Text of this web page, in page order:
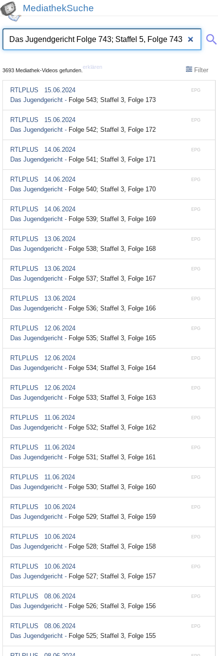
MediathekSuche
3693 Mediathek-Videos gefunden.
erklären Filter
EPG
RTLPLUS
15.06.2024
Das Jugendgericht - Folge 543; Staffel 3, Folge 173
EPG
RTLPLUS
15.06.2024
Das Jugendgericht - Folge 542; Staffel 3, Folge 172
EPG
RTLPLUS
14.06.2024
Das Jugendgericht - Folge 541; Staffel 3, Folge 171
EPG
RTLPLUS
14.06.2024
Das Jugendgericht - Folge 540; Staffel 3, Folge 170
EPG
RTLPLUS
14.06.2024
Das Jugendgericht - Folge 539; Staffel 3, Folge 169
EPG
RTLPLUS
13.06.2024
Das Jugendgericht - Folge 538; Staffel 3, Folge 168
EPG
RTLPLUS
13.06.2024
Das Jugendgericht - Folge 537; Staffel 3, Folge 167
EPG
RTLPLUS
13.06.2024
Das Jugendgericht - Folge 536; Staffel 3, Folge 166
EPG
RTLPLUS
12.06.2024
Das Jugendgericht - Folge 535; Staffel 3, Folge 165
EPG
RTLPLUS
12.06.2024
Das Jugendgericht - Folge 534; Staffel 3, Folge 164
EPG
RTLPLUS
12.06.2024
Das Jugendgericht - Folge 533; Staffel 3, Folge 163
EPG
RTLPLUS
11.06.2024
Das Jugendgericht - Folge 532; Staffel 3, Folge 162
EPG
RTLPLUS
11.06.2024
Das Jugendgericht - Folge 531; Staffel 3, Folge 161
EPG
RTLPLUS
11.06.2024
Das Jugendgericht - Folge 530; Staffel 3, Folge 160
EPG
RTLPLUS
10.06.2024
Das Jugendgericht - Folge 529; Staffel 3, Folge 159
EPG
RTLPLUS
10.06.2024
Das Jugendgericht - Folge 528; Staffel 3, Folge 158
EPG
RTLPLUS
10.06.2024
Das Jugendgericht - Folge 527; Staffel 3, Folge 157
EPG
RTLPLUS
08.06.2024
Das Jugendgericht - Folge 526; Staffel 3, Folge 156
EPG
RTLPLUS
08.06.2024
Das Jugendgericht - Folge 525; Staffel 3, Folge 155